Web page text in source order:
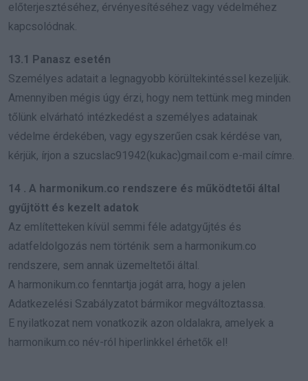
előterjesztéséhez, érvényesítéséhez vagy védelméhez
kapcsolódnak.
13.1 Panasz esetén
Személyes adatait a legnagyobb körültekintéssel kezeljük.
Amennyiben mégis úgy érzi, hogy nem tettünk meg minden
tőlünk elvárható intézkedést a személyes adatainak
védelme érdekében, vagy egyszerűen csak kérdése van,
kérjük, írjon a szucslac91942(kukac)gmail.com e-mail címre.
14 . A harmonikum.co rendszere és működtetői által
gyűjtött és kezelt adatok
Az említetteken kívül semmi féle adatgyűjtés és
adatfeldolgozás nem történik sem a harmonikum.co
rendszere, sem annak üzemeltetői által.
A harmonikum.co fenntartja jogát arra, hogy a jelen
Adatkezelési Szabályzatot bármikor megváltoztassa.
E nyilatkozat nem vonatkozik azon oldalakra, amelyek a
harmonikum.co név-ról hiperlinkkel érhetők el!